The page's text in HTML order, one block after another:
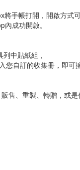
手帳打開，開啟方式
內成功開啟。
中貼紙組，
您自訂的收集冊，即可
售、重製、轉贈，或是